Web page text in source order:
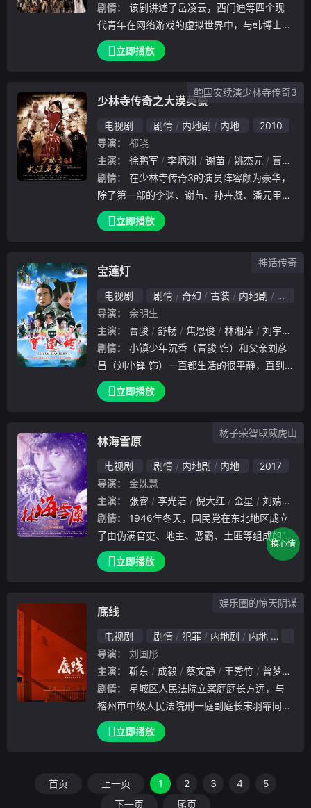
的李靖暴怒，为了不牵连别人，哪吒自残而亡
。天上的太乙真人用莲藕让哪吒再次复活。随
之而来苏醒的还有哪吒前世的记忆，一场保
剧情：
代青年在网络游戏的虚拟世界中，与韩博士为
首的邪恶势力斗智斗勇，重返现实世界的故事
。
立即播放
少林寺传奇之大漠英豪
电视剧 剧情 内地剧 内地
2010
导演：
都晓
主演：
徐鹏军 李炳渊 谢苗 姚杰元 曹骏
剧情：
除了第一部的李渊、谢苗、孙卉凝、潘元甲等
老班底，还加入了嵩山少林寺武僧--徐鹏军（
法名：释延君）和武打童星曹骏，全国武术冠
，
立即播放
鲍国安续演少林寺传奇3
宝莲灯
电视剧 剧情 奇幻 古装 内地剧
内地
导演：
余明生
主演：
曹骏 舒畅 焦恩俊 林湘萍 刘宇桥
剧情：
昌（刘小锋 饰）一直都生活的很平静，直到
有一日，沉香意外发现自己体内居然蕴含着“
法力”，能够不费吹灰之力的穿墙而过。父亲
是沉香
立即播放
神话传奇
林海雪原
电视剧 剧情 内地剧 内地
2017
导演：
金姝慧
主演：
张睿 李光洁 倪大红 金星 刘婧
剧情：
了由伪满官吏、地主、恶霸、土匪等组成的“
中央先谴军”。这群乌合之众不断对我军进行
军事骚扰，其中匪首许大马棒（秦卫东 饰）
）
立即播放
杨子荣智取威虎山
底线
电视剧 剧情 犯罪 内地剧 内地
导演：
刘国彤
主演：
靳东 成毅 蔡文静 王秀竹 曾梦雪
剧情：
榕州市中级人民法院刑一庭副庭长宋羽霏同为
星城区人民法院副院长张伟民的徒弟，师徒三
人将青春与热血都奉献给了中国的司法事业。
立即播放
娱乐圈的惊天阴谋
首页 上一页 1 2 3 4
5
下一页
尾页
换心情